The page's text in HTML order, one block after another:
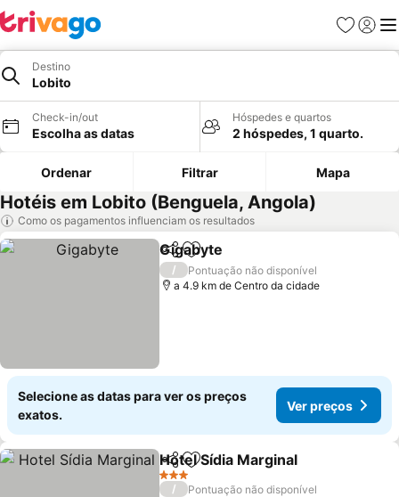
Favoritos
Iniciar
Destino
Lobito
Check-in/out
Escolha as datas
Hóspedes e quartos
2 hóspedes, 1 quarto.
Ordenar Filtrar Mapa
Hotéis em Lobito (Benguela, Angola)
Como os pagamentos influenciam os resultados
PartilharAdicionar aos favoritos
Gigabyte
/
Pontuação não disponível
a 4.9 km de Centro da cidade
Selecione as datas para ver os preços
exatos.
Ver preços
PartilharAdicionar aos favoritos
Hotel Sídia Marginal
3 Estrelas
/
Pontuação não disponível